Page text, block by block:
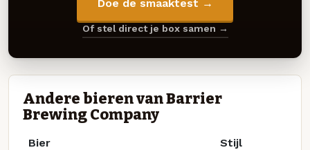
Doe de smaaktest →
Of stel direct je box samen →
Andere bieren van Barrier
Brewing Company
Bier Stijl